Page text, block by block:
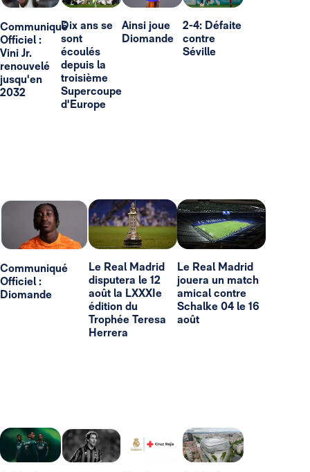
Communiqué
Officiel :
Vini Jr.
renouvelé
jusqu'en
2032
Dix ans se
sont
écoulés
depuis la
troisième
Supercoupe
d'Europe
Ainsi joue
Diomande
2-4: Défaite
contre
Séville
Communiqué
Officiel :
Diomande
Le Real Madrid
disputera le 12
août la LXXXIe
édition du
Trophée Teresa
Herrera
Le Real Madrid
jouera un match
amical contre
Schalke 04 le 16
août